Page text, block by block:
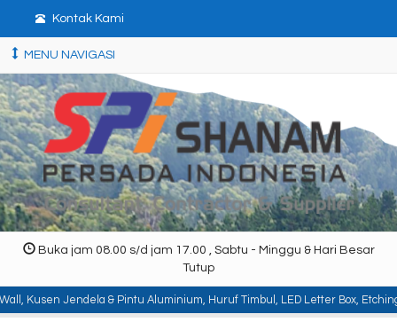
Kontak Kami
MENU NAVIGASI
Buka jam 08.00 s/d jam 17.00 , Sabtu - Minggu & Hari Besar
Tutup
Jendela & Pintu Aluminium, Huruf Timbul, LED Letter Box, Etching,